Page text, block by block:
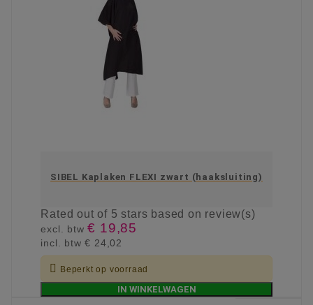
SIBEL Kaplaken FLEXI zwart (haaksluiting)
Ratedout of 5 stars based on review(s)
excl. btw€ 19,85
incl. btw€ 24,02
 Beperkt op voorraad
IN WINKELWAGEN